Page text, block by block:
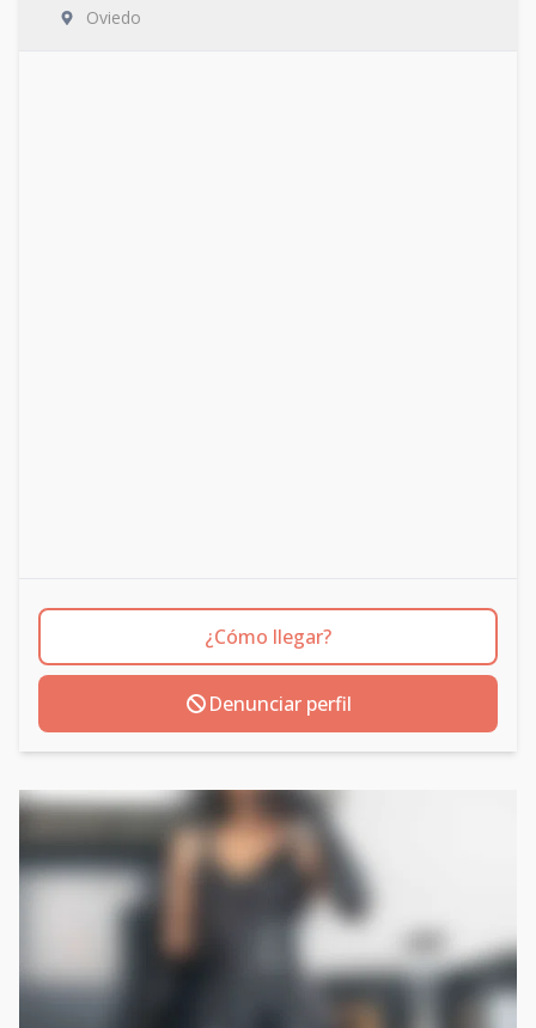
Oviedo
¿Cómo llegar?
Denunciar perfil